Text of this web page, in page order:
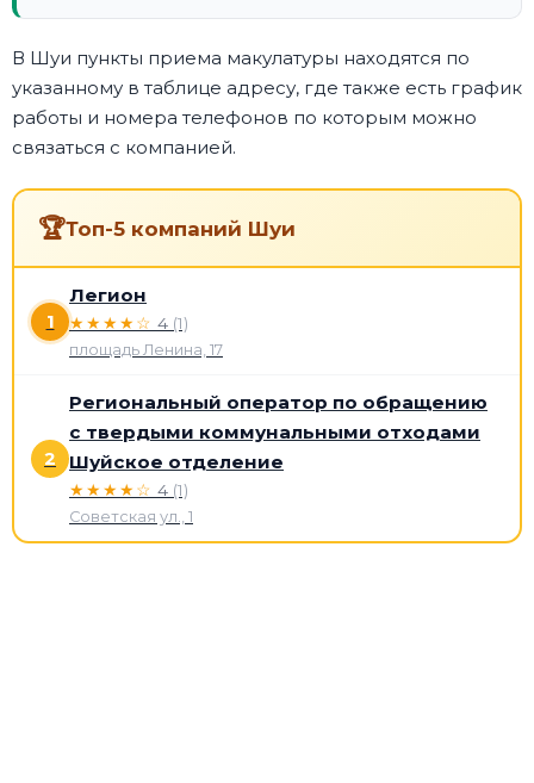
В Шуи пункты приема макулатуры находятся по
указанному в таблице адресу, где также есть график
работы и номера телефонов по которым можно
связаться с компанией.
🏆Топ-5 компаний Шуи
1
Легион
★★★★☆ 4 (1)
площадь Ленина, 17
2
Региональный оператор по обращению
с твердыми коммунальными отходами
Шуйское отделение
★★★★☆ 4 (1)
Советская ул., 1